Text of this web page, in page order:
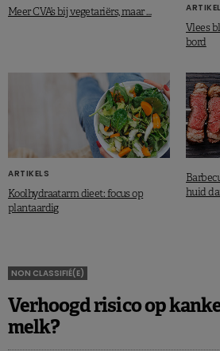
Meer CVA’s bij vegetariërs, maar …
Vlees
bord
ARTIKELS
Koolhydraatarm dieet: focus op
plantaardig
huid
NON CLASSIFIÉ(E)
Verhoogd risico op
melk?